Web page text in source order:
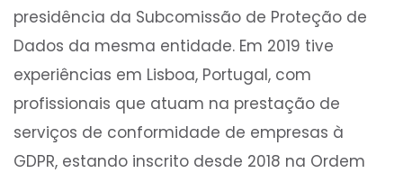
presidência da Subcomissão de Proteção de
Dados da mesma entidade. Em 2019 tive
experiências em Lisboa, Portugal, com
profissionais que atuam na prestação de
serviços de conformidade de empresas à
GDPR, estando inscrito desde 2018 na Ordem